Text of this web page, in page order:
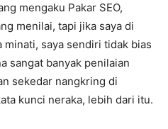
mengaku Pakar SEO,
menilai, tapi jika saya di
minati, saya sendiri tidak bias
sangat banyak penilaian
sekedar nangkring di
kunci neraka, lebih dari itu.